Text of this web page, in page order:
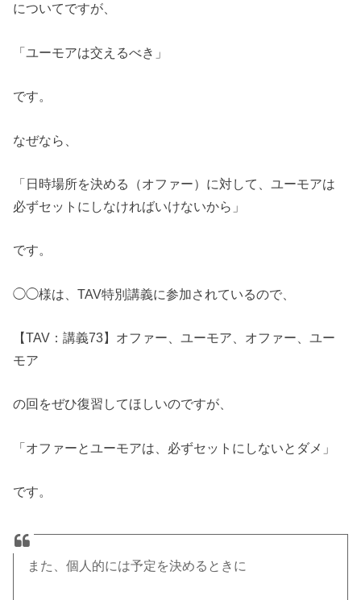
についてですが、
「ユーモアは交えるべき」
です。
なぜなら、
「日時場所を決める（オファー）に対して、ユーモアは
必ずセットにしなければいけないから」
です。
◯◯様は、TAV特別講義に参加されているので、
【TAV：講義73】オファー、ユーモア、オファー、ユー
モア
の回をぜひ復習してほしいのですが、
「オファーとユーモアは、必ずセットにしないとダメ」
です。
また、個人的には予定を決めるときに